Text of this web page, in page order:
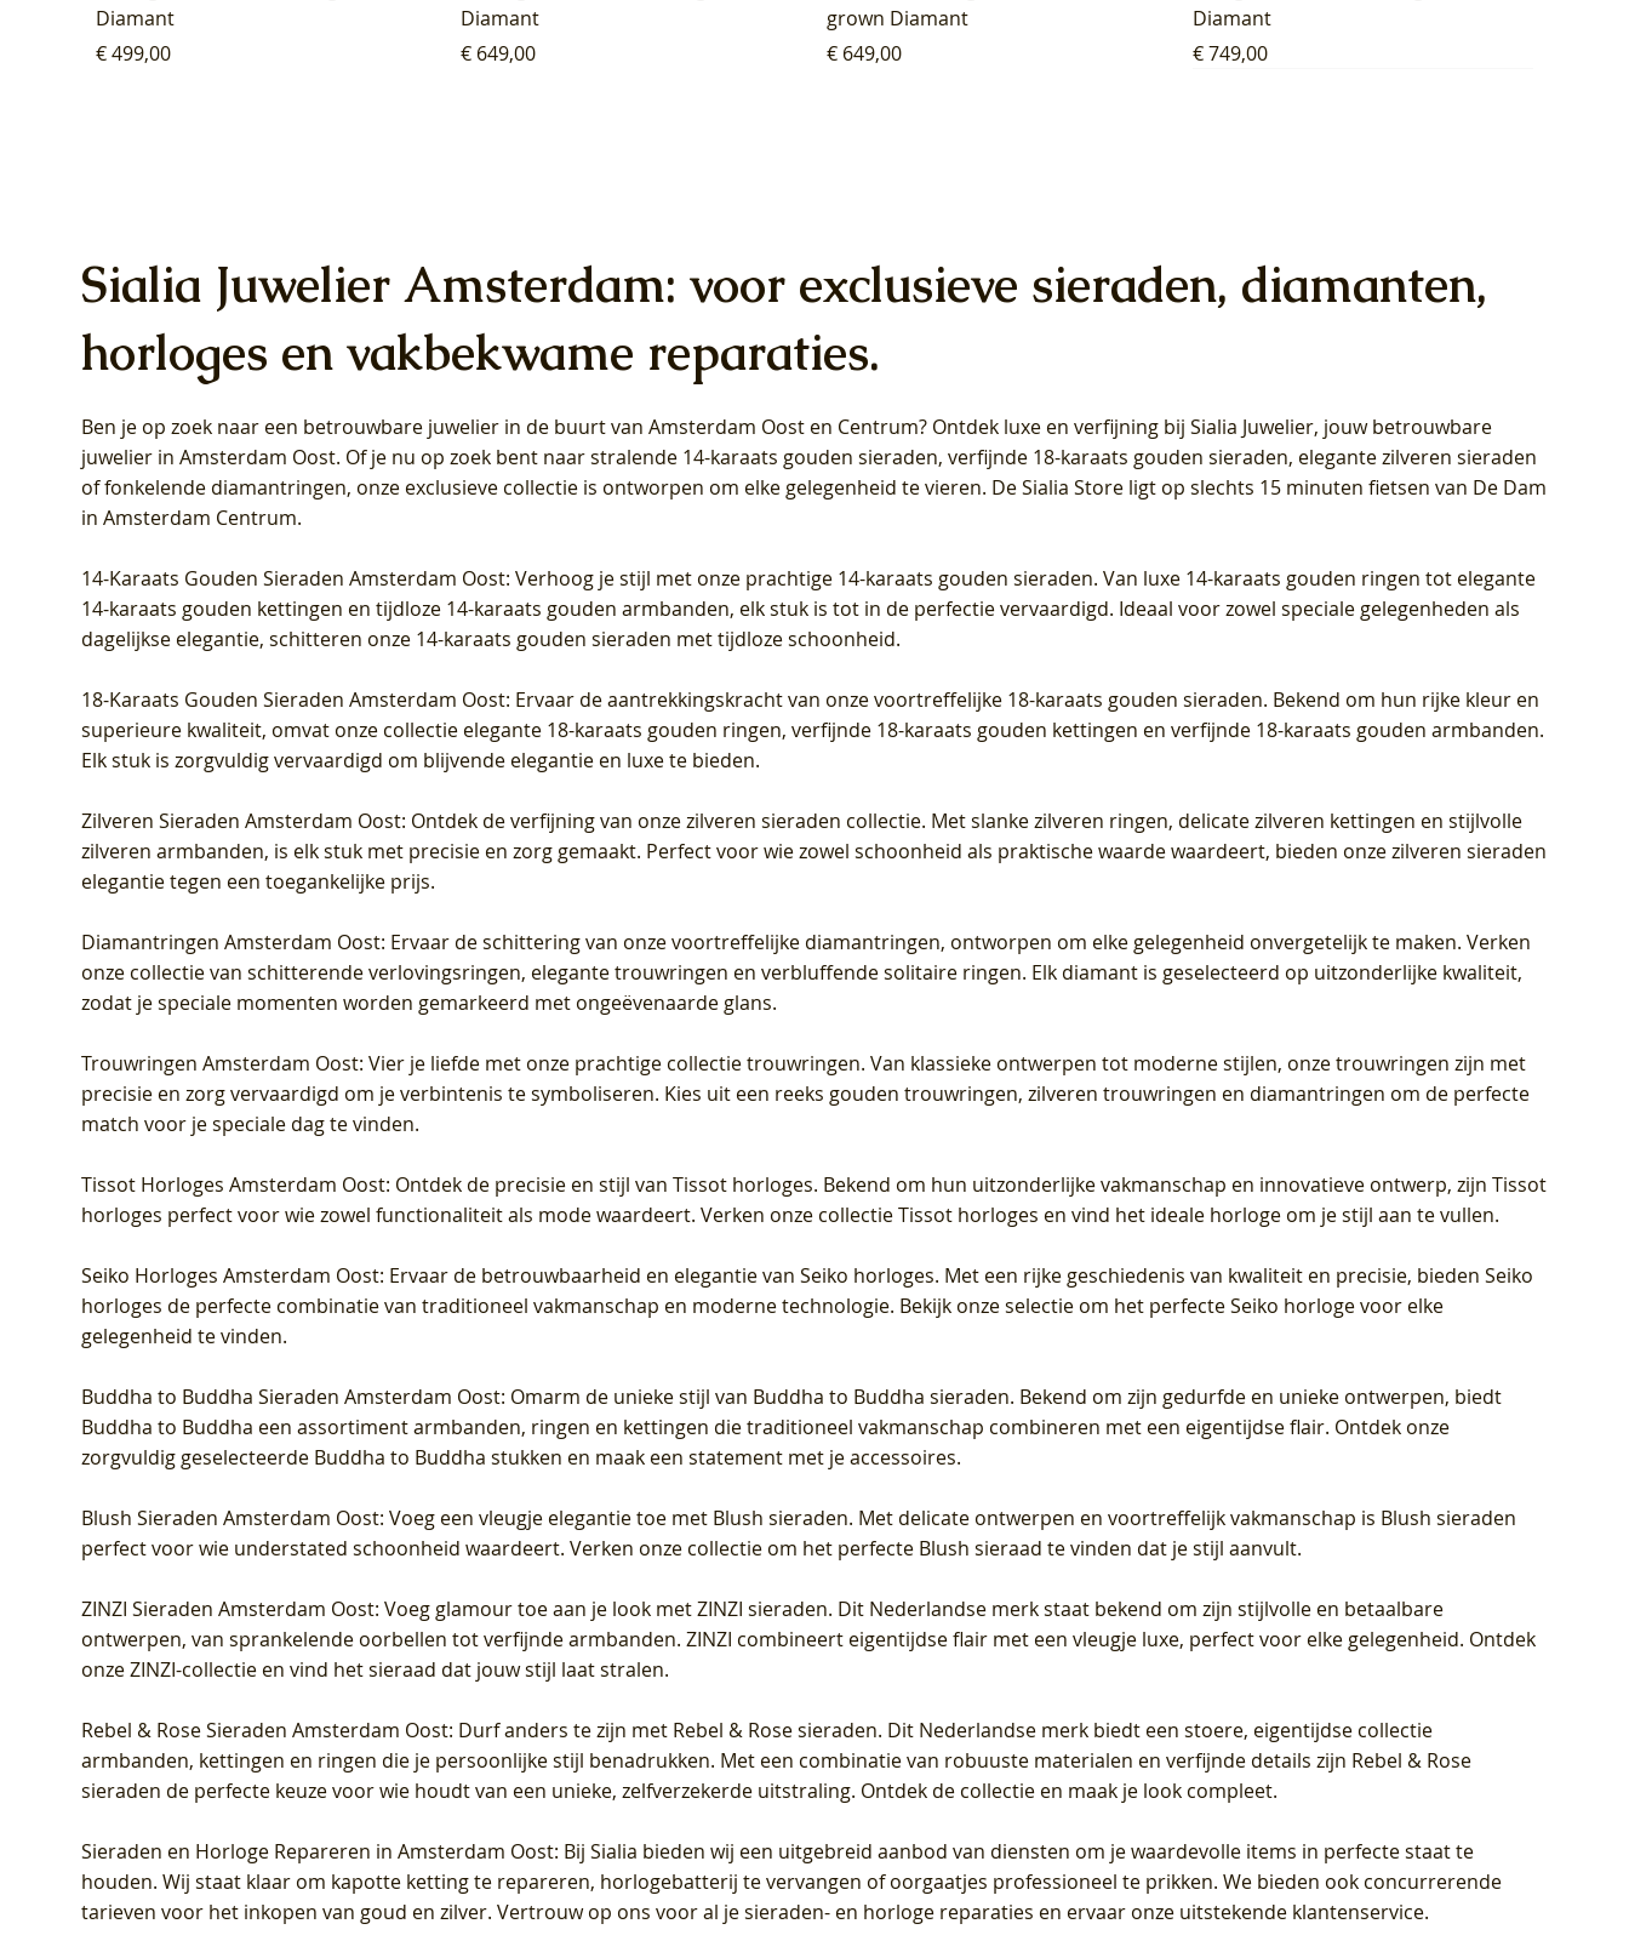
Diamant
Prijs
€ 499,00
Diamant
Prijs
€ 649,00
grown Diamant
Prijs
€ 649,00
Diamant
Prijs
€ 749,00
Blush Lab Diamonds Oorhangers
LG9006Y/S - Geelgoud (14k) met Lab
grown Diamant
Blush Lab Diamonds Oorhangers
LG9007Y/S - Geelgoud (14k) met Lab
grown Diamant
Blush Lab Diamonds Ring LG1028Y -
Geelgoud (14k) met Lab grown
Diamant
Blush Lab Diamonds Collier LG3014Y
- Geelgoud (14k) met Lab grown
Diamant
Blush Lab Diamonds Collier LG3019Y
– Geelgoud (14k) met Lab grown
Diamant
Blush Lab Diamonds Ring LG1042Y –
Geelgoud (14k) met Lab grown
Diamant
Blush Lab Diamonds Oorknoppen
LG7027Y - Geelgoud (14k) met Lab
grown Diamant
Blush Lab Diamonds Ring LG1029Y -
Geelgoud (14k) met Lab grown
Diamant
Blush Lab Diamonds Ring LG1031Y -
Geelgoud (14k) met Lab grown
Diamant
Blush Lab Diamonds Ring LG1044Y –
Geelgoud (14k) met Lab grown
Diamant
Blush Lab Diamonds Oorknoppen
LG7026Y - Geelgoud (14k) met Lab
grown Diamant
Blush Lab Diamonds Oorknoppen
LG7033Y – Geelgoud (14k) met Lab
grown Diamant
Sialia Juwelier Amsterdam: voor exclusieve sieraden, diamanten,
horloges en vakbekwame reparaties.
Ben je op zoek naar een betrouwbare juwelier in de buurt van Amsterdam Oost en Centrum? Ontdek luxe en verfijning bij Sialia Juwelier, jouw betrouwbare
juwelier in Amsterdam Oost. Of je nu op zoek bent naar stralende 14-karaats gouden sieraden, verfijnde 18-karaats gouden sieraden, elegante zilveren sieraden
of fonkelende diamantringen, onze exclusieve collectie is ontworpen om elke gelegenheid te vieren. De Sialia Store ligt op slechts 15 minuten fietsen van De Dam
in Amsterdam Centrum.
14-Karaats Gouden Sieraden Amsterdam Oost: Verhoog je stijl met onze prachtige 14-karaats gouden sieraden. Van luxe 14-karaats gouden ringen tot elegante
14-karaats gouden kettingen en tijdloze 14-karaats gouden armbanden, elk stuk is tot in de perfectie vervaardigd. Ideaal voor zowel speciale gelegenheden als
dagelijkse elegantie, schitteren onze 14-karaats gouden sieraden met tijdloze schoonheid.
18-Karaats Gouden Sieraden Amsterdam Oost: Ervaar de aantrekkingskracht van onze voortreffelijke 18-karaats gouden sieraden. Bekend om hun rijke kleur en
superieure kwaliteit, omvat onze collectie elegante 18-karaats gouden ringen, verfijnde 18-karaats gouden kettingen en verfijnde 18-karaats gouden armbanden.
Elk stuk is zorgvuldig vervaardigd om blijvende elegantie en luxe te bieden.
Zilveren Sieraden Amsterdam Oost: Ontdek de verfijning van onze zilveren sieraden collectie. Met slanke zilveren ringen, delicate zilveren kettingen en stijlvolle
zilveren armbanden, is elk stuk met precisie en zorg gemaakt. Perfect voor wie zowel schoonheid als praktische waarde waardeert, bieden onze zilveren sieraden
elegantie tegen een toegankelijke prijs.
Diamantringen Amsterdam Oost: Ervaar de schittering van onze voortreffelijke diamantringen, ontworpen om elke gelegenheid onvergetelijk te maken. Verken
onze collectie van schitterende verlovingsringen, elegante trouwringen en verbluffende solitaire ringen. Elk diamant is geselecteerd op uitzonderlijke kwaliteit,
zodat je speciale momenten worden gemarkeerd met ongeëvenaarde glans.
Trouwringen Amsterdam Oost: Vier je liefde met onze prachtige collectie trouwringen. Van klassieke ontwerpen tot moderne stijlen, onze trouwringen zijn met
precisie en zorg vervaardigd om je verbintenis te symboliseren. Kies uit een reeks gouden trouwringen, zilveren trouwringen en diamantringen om de perfecte
match voor je speciale dag te vinden.
Tissot Horloges Amsterdam Oost: Ontdek de precisie en stijl van Tissot horloges. Bekend om hun uitzonderlijke vakmanschap en innovatieve ontwerp, zijn Tissot
horloges perfect voor wie zowel functionaliteit als mode waardeert. Verken onze collectie Tissot horloges en vind het ideale horloge om je stijl aan te vullen.
Seiko Horloges Amsterdam Oost: Ervaar de betrouwbaarheid en elegantie van Seiko horloges. Met een rijke geschiedenis van kwaliteit en precisie, bieden Seiko
horloges de perfecte combinatie van traditioneel vakmanschap en moderne technologie. Bekijk onze selectie om het perfecte Seiko horloge voor elke
gelegenheid te vinden.
Buddha to Buddha Sieraden Amsterdam Oost: Omarm de unieke stijl van Buddha to Buddha sieraden. Bekend om zijn gedurfde en unieke ontwerpen, biedt
Buddha to Buddha een assortiment armbanden, ringen en kettingen die traditioneel vakmanschap combineren met een eigentijdse flair. Ontdek onze
zorgvuldig geselecteerde Buddha to Buddha stukken en maak een statement met je accessoires.
Blush Sieraden Amsterdam Oost: Voeg een vleugje elegantie toe met Blush sieraden. Met delicate ontwerpen en voortreffelijk vakmanschap is Blush sieraden
perfect voor wie understated schoonheid waardeert. Verken onze collectie om het perfecte Blush sieraad te vinden dat je stijl aanvult.
ZINZI Sieraden Amsterdam Oost: Voeg glamour toe aan je look met ZINZI sieraden. Dit Nederlandse merk staat bekend om zijn stijlvolle en betaalbare
ontwerpen, van sprankelende oorbellen tot verfijnde armbanden. ZINZI combineert eigentijdse flair met een vleugje luxe, perfect voor elke gelegenheid. Ontdek
onze ZINZI-collectie en vind het sieraad dat jouw stijl laat stralen.
Rebel & Rose Sieraden Amsterdam Oost: Durf anders te zijn met Rebel & Rose sieraden. Dit Nederlandse merk biedt een stoere, eigentijdse collectie
armbanden, kettingen en ringen die je persoonlijke stijl benadrukken. Met een combinatie van robuuste materialen en verfijnde details zijn Rebel & Rose
sieraden de perfecte keuze voor wie houdt van een unieke, zelfverzekerde uitstraling. Ontdek de collectie en maak je look compleet.
Sieraden en Horloge Repareren in Amsterdam Oost: Bij Sialia bieden wij een uitgebreid aanbod van diensten om je waardevolle items in perfecte staat te
houden. Wij staat klaar om kapotte ketting te repareren, horlogebatterij te vervangen of oorgaatjes professioneel te prikken. We bieden ook concurrerende
tarieven voor het inkopen van goud en zilver. Vertrouw op ons voor al je sieraden- en horloge reparaties en ervaar onze uitstekende klantenservice.